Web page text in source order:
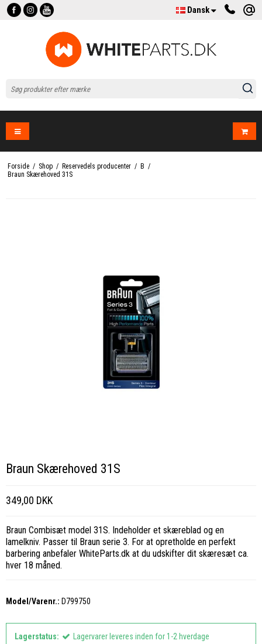
Dansk
Forside / Shop / Reservedels producenter / B /
Braun Skærehoved 31S
Braun Skærehoved 31S
349,00 DKK
Braun Combisæt model 31S. Indeholder et skæreblad og en
lamelkniv. Passer til Braun serie 3. For at opretholde en perfekt
barbering anbefaler WhiteParts.dk at du udskifter dit skæresæt ca.
hver 18 måned.
Model/Varenr.: D799750
Lagerstatus: Lagervarer leveres inden for 1-2 hverdage